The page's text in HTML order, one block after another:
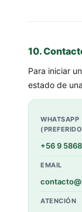
10.
Para iniciar
estado de
WHATSAPP
+56 9
EMAIL
ATENCIÓN